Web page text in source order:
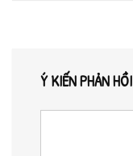
Ý KIẾN PHẢN HỒI